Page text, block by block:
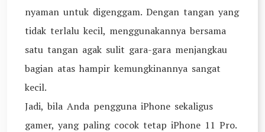
nyaman untuk digenggam. Dengan tangan yang
tidak terlalu kecil, menggunakannya bersama
satu tangan agak sulit gara-gara menjangkau
bagian atas hampir kemungkinannya sangat
kecil.
Jadi, bila Anda pengguna iPhone sekaligus
gamer, yang paling cocok tetap iPhone 11 Pro.